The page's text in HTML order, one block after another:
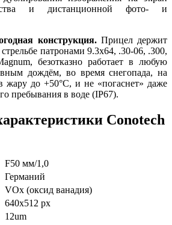
и дистанционной фото- и
конструкция.Прицел держит
патронами 9.3х64, .30-06, .300,
безотказно работает в любую
дождём, во время снегопада, на
жару до +50°C, и не «погаснет» даже
пребывания в воде (IP67).
Conotech
F50 мм/1,0
Германий
VOx (оксид ванадия)
640x512 px
12um